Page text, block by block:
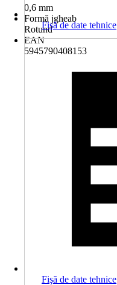
0,6 mm
Formă jgheab
Rotund
EAN
5945790408153
Fişă de date tehnice
Fişă de date tehnice